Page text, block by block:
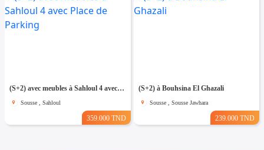
(S+2) avec meubles à Sahloul 4 avec Place de Parking
Sousse , Sahloul
359.000 TND
(S+2) à Bouhsina El Ghazali
Sousse , Sousse Jawhara
239.000 TND